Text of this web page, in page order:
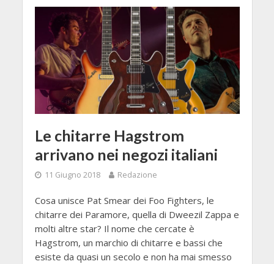
Le chitarre Hagstrom
arrivano nei negozi italiani
11 Giugno 2018 Redazione
Cosa unisce Pat Smear dei Foo Fighters, le
chitarre dei Paramore, quella di Dweezil Zappa e
molti altre star? Il nome che cercate è
Hagstrom, un marchio di chitarre e bassi che
esiste da quasi un secolo e non ha mai smesso